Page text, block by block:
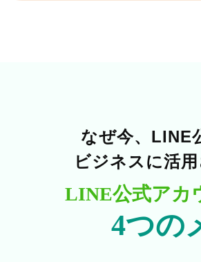
なぜ今、LINE
ビジネスに活
LINE公式アカ
4つの